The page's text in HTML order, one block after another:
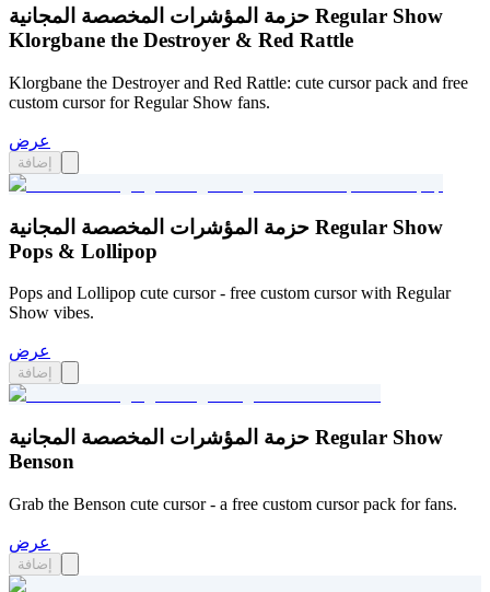
حزمة المؤشرات المخصصة المجانية Regular Show
Klorgbane the Destroyer & Red Rattle
Klorgbane the Destroyer and Red Rattle: cute cursor pack and free
custom cursor for Regular Show fans.
عرض
إضافة
حزمة المؤشرات المخصصة المجانية Regular Show
Pops & Lollipop
Pops and Lollipop cute cursor - free custom cursor with Regular
Show vibes.
عرض
إضافة
حزمة المؤشرات المخصصة المجانية Regular Show
Benson
Grab the Benson cute cursor - a free custom cursor pack for fans.
عرض
إضافة